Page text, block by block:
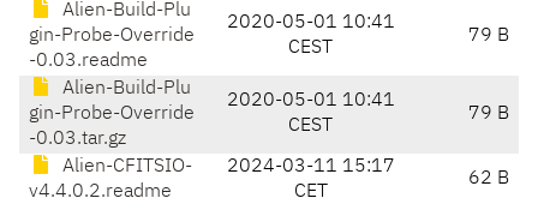
Alien-Build-Plu
gin-Probe-Override
-0.03.readme
2020-05-01 10:41
CEST
79 B
Alien-Build-Plu
gin-Probe-Override
-0.03.tar.gz
2020-05-01 10:41
CEST
79 B
Alien-CFITSIO-
v4.4.0.2.readme
2024-03-11 15:17
CET
62 B